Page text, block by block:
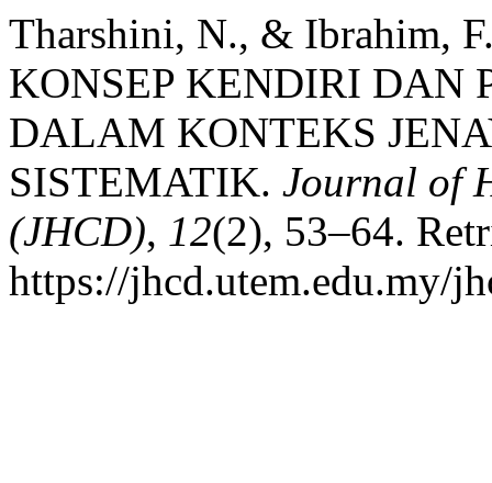
Tharshini, N., & Ibrahim,
KONSEP KENDIRI DAN
DALAM KONTEKS
SISTEMATIK. Journal of
(JHCD), 12(2), 53–64.
https://jhcd.utem.edu.my/